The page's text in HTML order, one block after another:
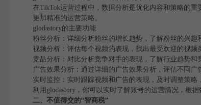
在TikTok运营过程中，数据分析是优化内容和策略的
更加精准的运营策略。
glodastory的主要功能
粉丝分析：详细分析粉丝的增长趋势，了解粉丝的兴趣
视频分析：评估每个视频的表现，找出最受欢迎的视频
竞品分析：对比分析竞争对手的表现，了解行业趋势和
广告效果分析：通过详细的广告效果分析，评估不同
实时监控：实时跟踪视频和广告的表现，及时调整策略
利用glodastory，你可以实时了解账号的运营情况，根
二、不值得交的“智商税”